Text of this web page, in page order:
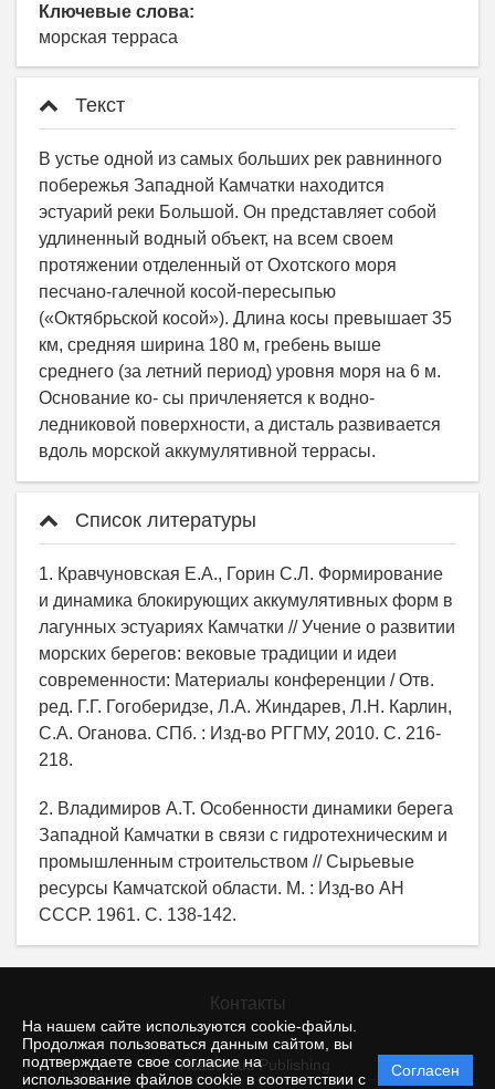
На нашем сайте используются cookie-файлы.
Продолжая пользоваться данным сайтом, вы
подтверждаете свое согласие на
использование файлов cookie в соответствии с
Согласен
Ключевые слова:
морская терраса
Текст
В устье одной из самых больших рек равнинного
побережья Западной Камчатки находится
эстуарий реки Большой. Он представляет собой
удлиненный водный объект, на всем своем
протяжении отделенный от Охотского моря
песчано-галечной косой-пересыпью
(«Октябрьской косой»). Длина косы превышает 35
км, средняя ширина 180 м, гребень выше
среднего (за летний период) уровня моря на 6 м.
Основание ко- сы причленяется к водно-
ледниковой поверхности, а дисталь развивается
вдоль морской аккумулятивной террасы.
Список литературы
1. Кравчуновская Е.А., Горин С.Л. Формирование
и динамика блокирующих аккумулятивных форм в
лагунных эстуариях Камчатки // Учение о развитии
морских берегов: вековые традиции и идеи
современности: Материалы конференции / Отв.
ред. Г.Г. Гогоберидзе, Л.А. Жиндарев, Л.Н. Карлин,
С.А. Оганова. СПб. : Изд-во РГГМУ, 2010. С. 216-
218.
2. Владимиров А.Т. Особенности динамики берега
Западной Камчатки в связи с гидротехническим и
промышленным строительством // Сырьевые
ресурсы Камчатской области. М. : Изд-во АН
СССР. 1961. С. 138-142.
Контакты
© Academus Publishing
Политика